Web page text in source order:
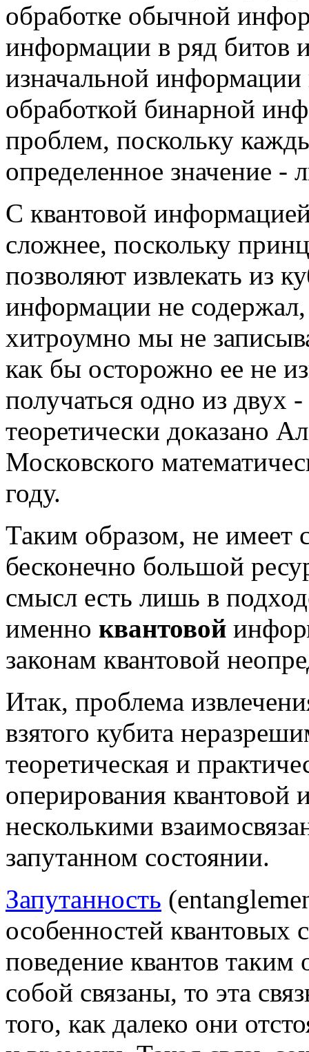
обработке обычной
информации в ряд битов
изначальной информации
обработкой бинарной
проблем, поскольку
определенное значение -
С квантовой
сложнее, поскольку
позволяют извлекать из
информации не
хитроумно мы не
как бы осторожно ее не
получаться одно из двух
теоретически доказано
Московского
году.
Таким образом, не имеет
бесконечно большой
смысл есть лишь в
именно квантовой
законам квантовой
Итак, проблема
взятого кубита
теоретическая и
оперирования квантовой
несколькими
запутанном состоянии.
Запутанность
особенностей квантовых
поведение квантов
собой связаны, то эта
того, как далеко они